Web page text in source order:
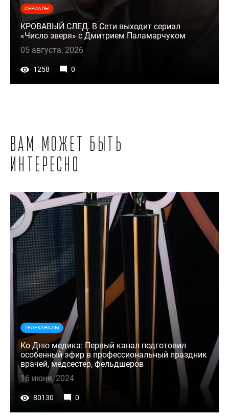
СЕРИАЛЫ
КРОВАВЫЙ СЛЕД. В Сети выходит сериал
«Число зверя» с Дмитрием Паламарчуком
05 августа, 2026
1258 0
Вам может быть
интересно
ТЕЛЕКАНАЛЫ
Ко Дню медика: Первый канал подготовил
особенный эфир в профессиональный праздник
врачей, медсестер, фельдшеров
16 июня, 2024
80130 0